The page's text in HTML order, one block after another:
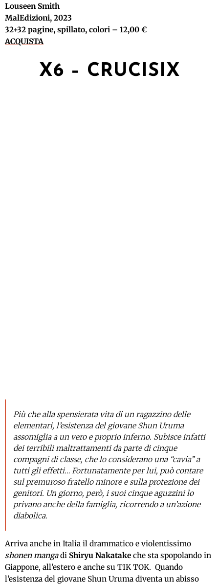
Louseen Smith
MalEdizioni, 2023
32+32 pagine, spillato, colori – 12,00 €
ACQUISTA
X6 – CRUCISIX
Più che alla spensierata vita di un ragazzino delle
elementari, l’esistenza del giovane Shun Uruma
assomiglia a un vero e proprio inferno. Subisce infatti
dei terribili maltrattamenti da parte di cinque
compagni di classe, che lo considerano una “cavia” a
tutti gli effetti… Fortunatamente per lui, può contare
sul premuroso fratello minore e sulla protezione dei
genitori. Un giorno, però, i suoi cinque aguzzini lo
privano anche della famiglia, ricorrendo a un’azione
diabolica.
Arriva anche in Italia il drammatico e violentissimo
shonen mangadi Shiryu Nakatake che sta spopolando in
Giappone, all’estero e anche su TIK TOK. Quando
l’esistenza del giovane Shun Uruma diventa un abisso